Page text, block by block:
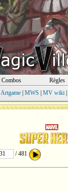
Combos Règles
Artgame| MWS MV wiki|
/ 481